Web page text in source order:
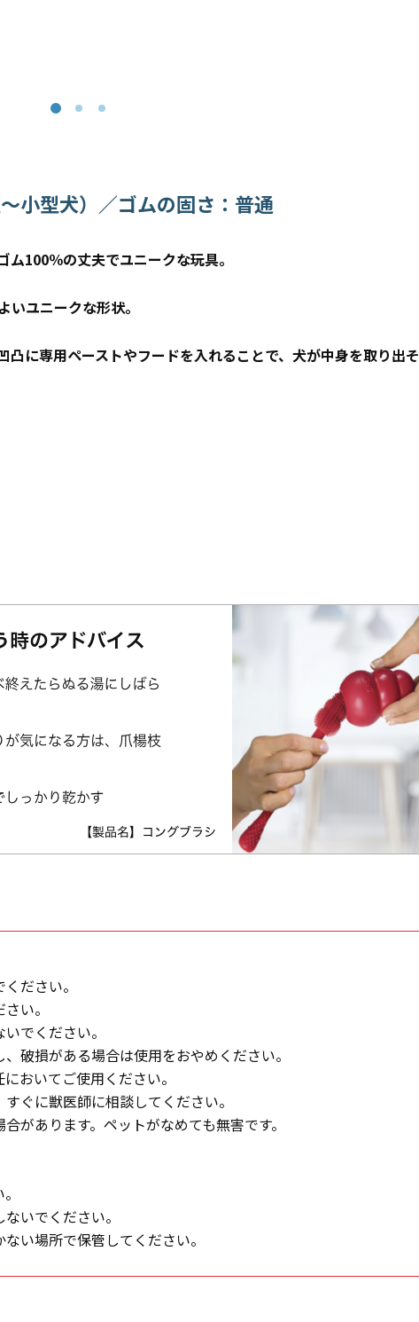
小型犬）／ゴムの固さ：普通
100％の丈夫でユニークな玩具。
ユニークな形状。
凸に専用ペーストやフードを入れることで、犬が中身を取り出そ
ださい。
い。
でください。
破損がある場合は使用をおやめください。
おいてご使用ください。
ぐに獣医師に相談してください。
があります。ペットがなめても無害です。
いでください。
い場所で保管してください。